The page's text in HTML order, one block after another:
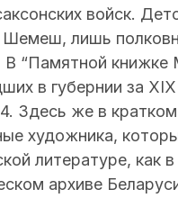
войск.
лишь
“Памятной книжке
в губернии за XIX
Здесь же в
художника,
литературе, как
архиве